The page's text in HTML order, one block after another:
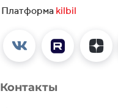
Платформа kilbil
Контакты